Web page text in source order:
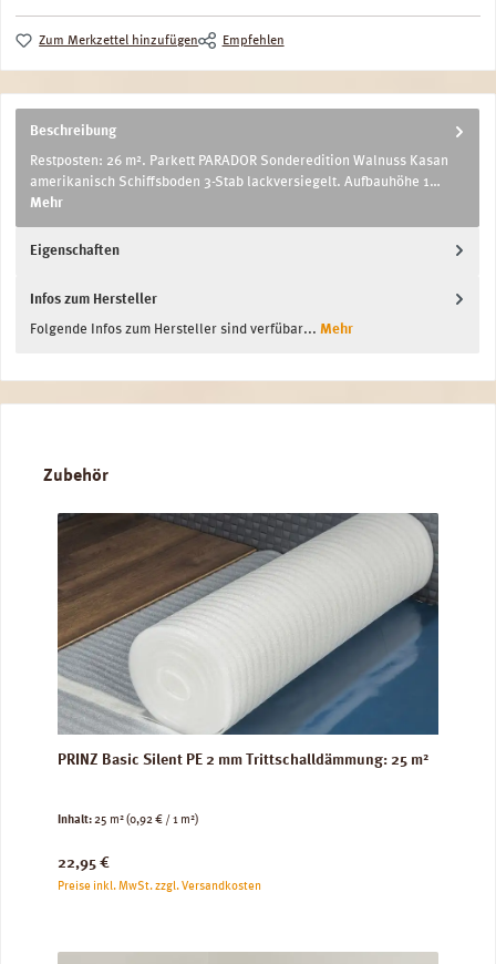
Zum Merkzettel hinzufügen Empfehlen
Beschreibung
Restposten: 26 m². Parkett PARADOR Sonderedition Walnuss Kasan
amerikanisch Schiffsboden 3-Stab lackversiegelt. Aufbauhöhe 1…
Mehr
Eigenschaften
Infos zum Hersteller
Folgende Infos zum Hersteller sind verfübar... Mehr
Produktgalerie überspringen
Zubehör
PRINZ Basic Silent PE 2 mm Trittschalldämmung: 25 m²
Inhalt:25 m²(0,92 € / 1 m²)
Regulärer Preis:
22,95 €
Preise inkl. MwSt. zzgl. Versandkosten